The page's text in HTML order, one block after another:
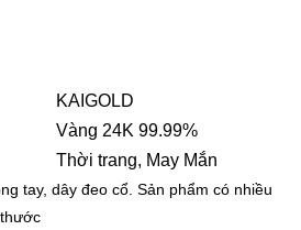
KAIGOLD
Vàng 24K 99.99%
Thời trang, May Mắn
tay, dây đeo cổ. Sản phẩm có nhiều